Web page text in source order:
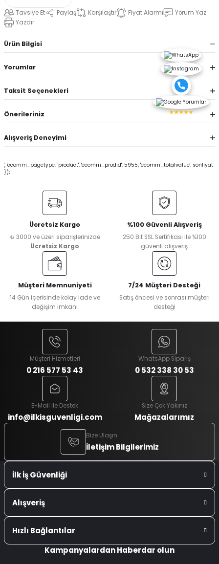
Tavsiye Et Paylaş Karşılaştır Fiyat Alarmı
Yorum Yaz
Yazdır
Ürün Bilgisi
Yorumlar
Taksit Seçenekleri
Önerileriniz
Alışveriş Deneyimi
', 'ecomm_pagetype': 'product', 'ecomm_prodid': 5955, 'ecomm_totalvalue': sonfiyat
});
Ücretsiz Kargo
₺ 3000 ve üzeri siparişlerinizde
Ücretsiz Kargo
%100 Güvenli Alışveriş
250 Bit SSL Sertifikası ile %100
güvenli alışveriş
Müşteri Memnuniyeti
14 Gün içerisinde kolay iade ve
değişim imkanı
7/24 Müşteri Desteği
Satış öncesi ve sonrası müşteri
desteği
Müşteri Hizmetleri
0 216 577 53 43
WhatsApp Sipariş
0 532 338 30 53
E-Mail ile Destek
info@ilkisguvenligi.com
Size Çok Yakınız
Mağazalarımız
Bize Ulaşın
İletişim Bilgilerimiz
İlk İş Güvenliği
Alışveriş
Hızlı Bağlantılar
★★★★★
Kampanyalardan Haberdar olun